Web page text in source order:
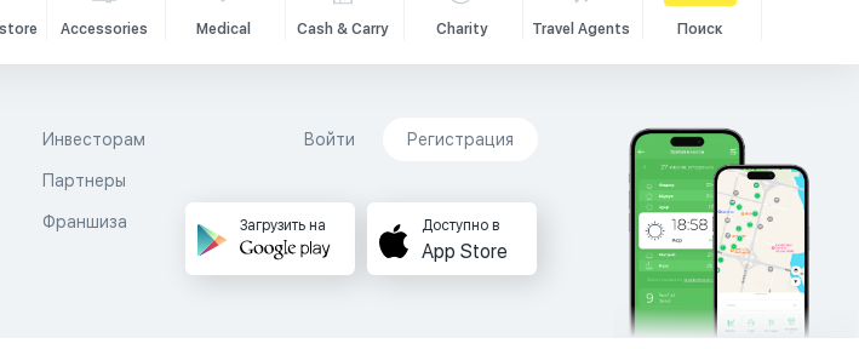
Accessories Medical Cash & Carry Charity Travel Agents Поиск
Инвесторам
Партнеры
Франшиза
Войти Регистрация
Загрузить на Доступно в
App Store